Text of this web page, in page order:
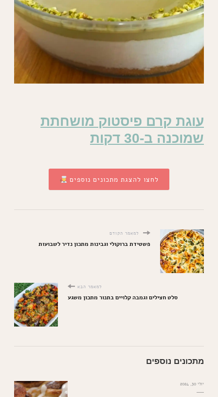
עוגת קרם פיסטוק מושחתת
שמוכנה ב-30 דקות
לחצו להצגת מתכונים נוספים
למאמר הקודם
פשטידת ברוקולי וגבינות מתכון נדיר לשבועות
למאמר הבא
סלט חצילים וגמבה קלויים בתנור מתכון משגע
מתכונים נוספים
יולי 30, 2024